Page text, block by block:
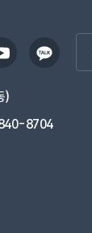
)
8704